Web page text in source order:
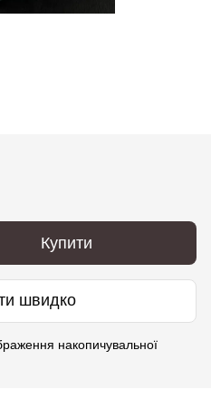
Купити
швидко
накопичувальної